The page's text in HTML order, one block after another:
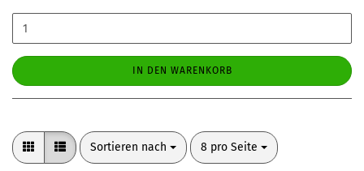
IN DEN WARENKORB
Sortieren nach
Sortieren nach 8 pro Seite
pro Seite